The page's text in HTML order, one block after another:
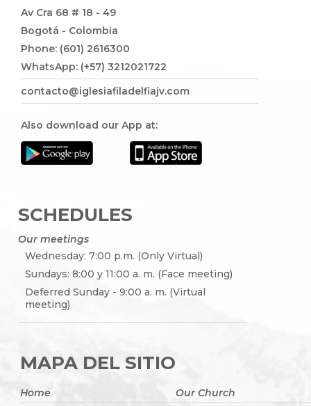
Av Cra 68 # 18 - 49
Bogotá - Colombia
Phone: (601) 2616300
WhatsApp: (+57) 3212021722
contacto@iglesiafiladelfiajv.com
Also download our App at:
SCHEDULES
Our meetings
Wednesday: 7:00 p.m. (Only Virtual)
Sundays: 8:00 y 11:00 a. m. (Face meeting)
Deferred Sunday - 9:00 a. m. (Virtual
meeting)
MAPA DEL SITIO
Home Our Church